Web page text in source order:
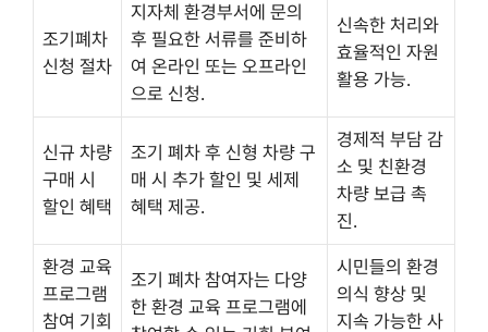
조기폐차
신청 절차
지자체 환경부서에 문의
후 필요한 서류를 준비하
여 온라인 또는 오프라인
으로 신청.
신속한 처리와
효율적인 자원
활용 가능.
신규 차량
구매 시
할인 혜택
조기 폐차 후 신형 차량 구
매 시 추가 할인 및 세제
혜택 제공.
경제적 부담 감
소 및 친환경
차량 보급 촉
진.
환경 교육
프로그램
참여 기회
조기 폐차 참여자는 다양
한 환경 교육 프로그램에
시민들의 환경
의식 향상 및
지속 가능한 사